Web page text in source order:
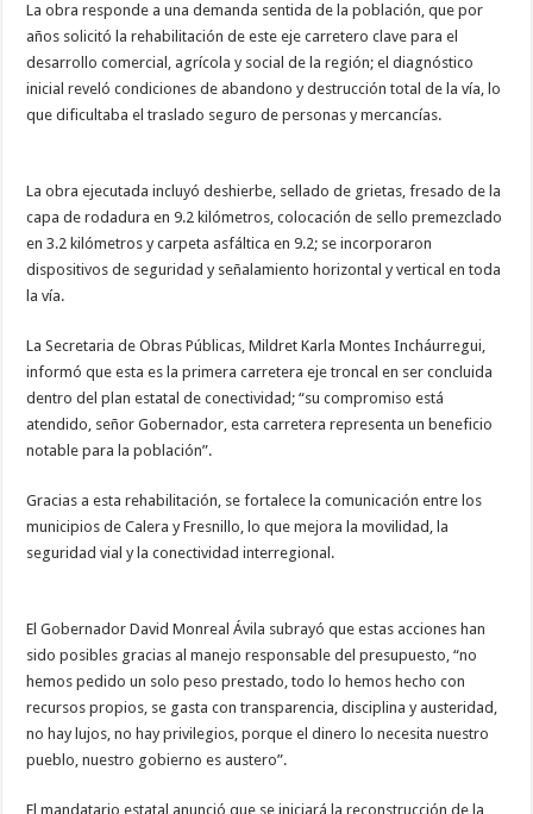
La obra responde a una demanda sentida de la población, que por
años solicitó la rehabilitación de este eje carretero clave para el
desarrollo comercial, agrícola y social de la región; el diagnóstico
inicial reveló condiciones de abandono y destrucción total de la vía, lo
que dificultaba el traslado seguro de personas y mercancías.
La obra ejecutada incluyó deshierbe, sellado de grietas, fresado de la
capa de rodadura en 9.2 kilómetros, colocación de sello premezclado
en 3.2 kilómetros y carpeta asfáltica en 9.2; se incorporaron
dispositivos de seguridad y señalamiento horizontal y vertical en toda
la vía.
La Secretaria de Obras Públicas, Mildret Karla Montes Incháurregui,
informó que esta es la primera carretera eje troncal en ser concluida
dentro del plan estatal de conectividad; “su compromiso está
atendido, señor Gobernador, esta carretera representa un beneficio
notable para la población”.
Gracias a esta rehabilitación, se fortalece la comunicación entre los
municipios de Calera y Fresnillo, lo que mejora la movilidad, la
seguridad vial y la conectividad interregional.
El Gobernador David Monreal Ávila subrayó que estas acciones han
sido posibles gracias al manejo responsable del presupuesto, “no
hemos pedido un solo peso prestado, todo lo hemos hecho con
recursos propios, se gasta con transparencia, disciplina y austeridad,
no hay lujos, no hay privilegios, porque el dinero lo necesita nuestro
pueblo, nuestro gobierno es austero”.
El mandatario estatal anunció que se iniciará la reconstrucción de la